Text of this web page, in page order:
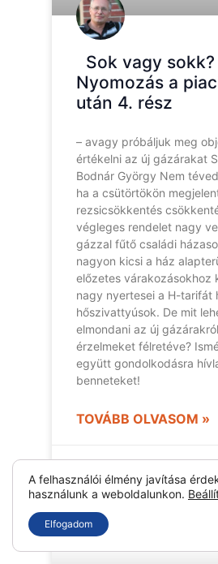
Sok vagy sokk?
Nyomozás a
után 4. rész
– avagy próbáljuk meg
értékelni az új gázárakat
Bodnár György Nem
ha a csütörtökön
rezsicsökkentés
végleges rendelet nagy
gázzal fűtő családi
nagyon kicsi a ház
előzetes várakozásokhoz
nagy nyertesei a H-tarifát
hőszivattyúsok. De mit
elmondani az új
érzelmeket félretéve?
együtt gondolkodásra
benneteket!
TOVÁBB OLVASOM »
2022-07-25
A felhasználói élmény javítása
használunk a weboldalunkon.
Elfogadom